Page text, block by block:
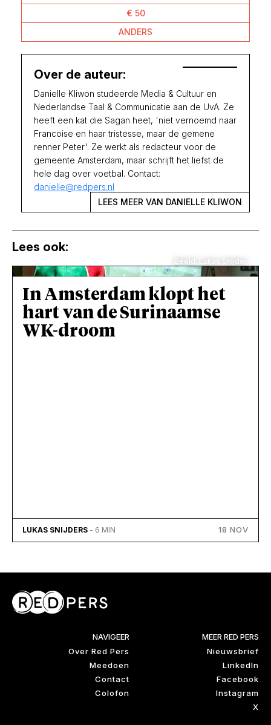
€ 50
ANDERS
Over de auteur:
Danielle Kliwon studeerde Media & Cultuur en
Nederlandse Taal & Communicatie aan de UvA. Ze
heeft een kat die Sagan heet, 'niet vernoemd naar
Francoise en haar tristesse, maar de gemene
renner Peter'. Ze werkt als redacteur voor de
gemeente Amsterdam, maar schrijft het liefst de
hele dag over voetbal. Contact:
danielle@redpers.nl
LEES MEER VAN DANIELLE KLIWON
Lees ook:
Beeld: Lukas Snijder
In Amsterdam klopt het
hart van de Surinaamse
WK-droom
LUKAS SNIJDERS - 6 MIN 18 NOV
NAVIGEER
Over Red Pers
Meedoen
Contact
Colofon
MEER RED PERS
Nieuwsbrief
LinkedIn
Facebook
Instagram
X